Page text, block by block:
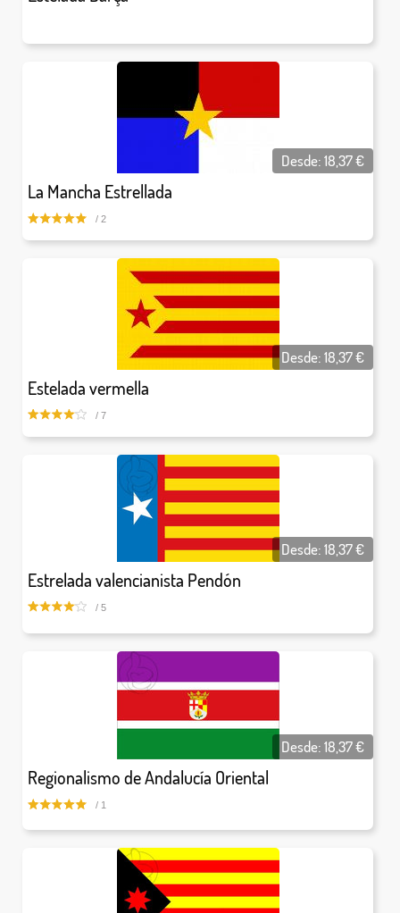
La Mancha Estrellada
Desde:18,37€
/ 2
Estelada vermella
Desde:18,37€
/ 7
Estrelada valencianista Pendón
Desde:18,37€
/ 5
Regionalismo de Andalucía Oriental
Desde:18,37€
/ 1